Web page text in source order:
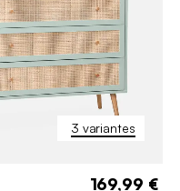
3 variantes
169,99 €